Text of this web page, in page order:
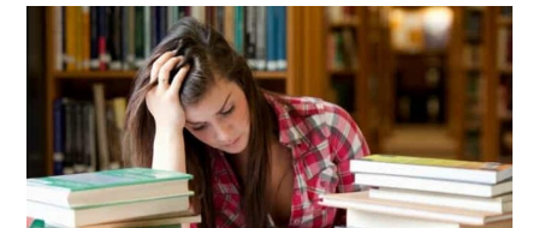
Dettagli Post Magazine